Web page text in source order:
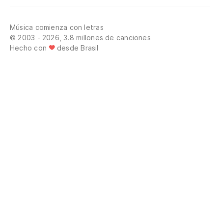
Música comienza con letras
© 2003 - 2026, 3.8 millones de canciones
Hecho con
desde Brasil